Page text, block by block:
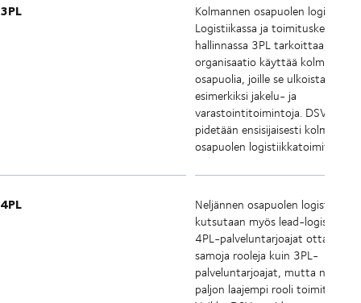
3PL
Kolmannen osapuolen logistiikka.
Logistiikassa ja toimitusketjun
hallinnassa 3PLtarkoittaa, että
organisaatio käyttää kolmansia
osapuolia, joille se ulkoistaa
esimerkiksi jakelu- ja
varastointitoimintoja. DSV:tä
pidetään ensisijaisesti kolmannen
osapuolen logistiikkatoimittajana.
4PL
Neljännen osapuolen logistiikka,
kutsutaan myös lead-
4PL-palveluntarjoajat ottavat
samoja rooleja kuin 3PL-
palveluntarjoajat, mutta niillä on
paljon laajempi rooli